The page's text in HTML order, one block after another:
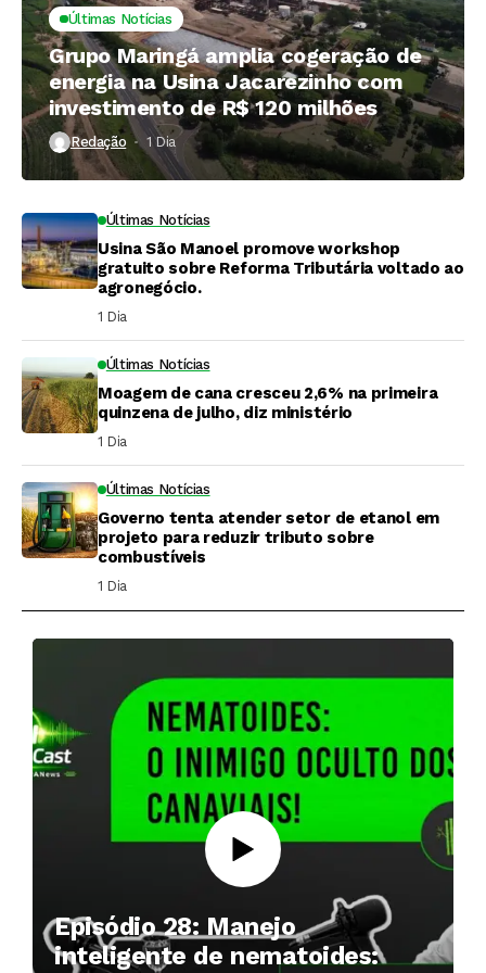
Últimas Notícias
Grupo Maringá amplia cogeração de
energia na Usina Jacarezinho com
investimento de R$ 120 milhões
Redação 1 Dia ⁮
Últimas Notícias
Usina São Manoel promove workshop
gratuito sobre Reforma Tributária voltado ao
agronegócio.
1 Dia ⁮
Últimas Notícias
Moagem de cana cresceu 2,6% na primeira
quinzena de julho, diz ministério
1 Dia ⁮
Últimas Notícias
Governo tenta atender setor de etanol em
projeto para reduzir tributo sobre
combustíveis
1 Dia ⁮
Episódio 28: Manejo
inteligente de nematoides: